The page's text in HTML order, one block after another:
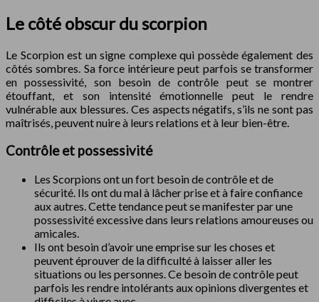
Le côté obscur du scorpion
Le Scorpion est un signe complexe qui possède également des
côtés sombres. Sa force intérieure peut parfois se transformer
en possessivité, son besoin de contrôle peut se montrer
étouffant, et son intensité émotionnelle peut le rendre
vulnérable aux blessures. Ces aspects négatifs, s’ils ne sont pas
maîtrisés, peuvent nuire à leurs relations et à leur bien-être.
Contrôle et possessivité
Les Scorpions ont un fort besoin de contrôle et de
sécurité. Ils ont du mal à lâcher prise et à faire confiance
aux autres. Cette tendance peut se manifester par une
possessivité excessive dans leurs relations amoureuses ou
amicales.
Ils ont besoin d’avoir une emprise sur les choses et
peuvent éprouver de la difficulté à laisser aller les
situations ou les personnes. Ce besoin de contrôle peut
parfois les rendre intolérants aux opinions divergentes et